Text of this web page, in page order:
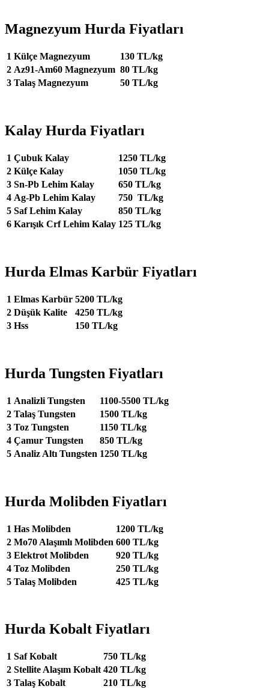
Magnezyum Hurda Fiyatları
1 Külçe Magnezyum
130 TL/kg
2 Az91-Am60 Magnezyum 80 TL/kg
3 Talaş Magnezyum 50 TL/kg
Kalay Hurda Fiyatları
1 Çubuk Kalay
1250 TL/kg
2 Külçe Kalay
1050 TL/kg
3 Sn-Pb Lehim Kalay
650 TL/kg
4 Ag-Pb Lehim Kalay
750 TL/kg
5 Saf Lehim Kalay
850 TL/kg
6 Karışık Crf Lehim Kalay 125 TL/kg
Hurda Elmas Karbür Fiyatları
1 Elmas Karbür 5200 TL/kg
2 Düşük Kalite
4250 TL/kg
3 Hss 150 TL/kg
Hurda Tungsten Fiyatları
1 Analizli Tungsten
1100-5500 TL/kg
2 Talaş Tungsten
1500 TL/kg
3 Toz Tungsten
1150 TL/kg
4 Çamur Tungsten
850 TL/kg
5 Analiz Altı Tungsten 1250 TL/kg
Hurda Molibden Fiyatları
1 Has Molibden
1200 TL/kg
2 Mo70 Alaşımlı Molibden 600 TL/kg
3 Elektrot Molibden
920 TL/kg
4 Toz Molibden
250 TL/kg
5 Talaş Molibden 425 TL/kg
Hurda Kobalt Fiyatları
1 Saf Kobalt
750 TL/kg
2 Stellite Alaşım Kobalt 420 TL/kg
3 Talaş Kobalt 210 TL/kg